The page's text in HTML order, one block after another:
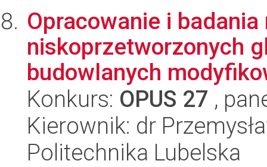
Opracowanie i
niskoprzetworzonych
budowlanych
Konkurs: OPUS 27 ,
Kierownik: dr
Politechnika Lubelska